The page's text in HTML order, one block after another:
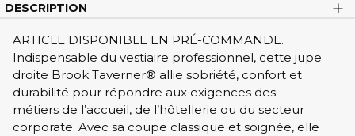
DESCRIPTION
ARTICLE DISPONIBLE EN PRÉ-COMMANDE.
Indispensable du vestiaire professionnel, cette jupe
droite Brook Taverner® allie sobriété, confort et
durabilité pour répondre aux exigences des
métiers de l’accueil, de l’hôtellerie ou du secteur
corporate. Avec sa coupe classique et soignée, elle